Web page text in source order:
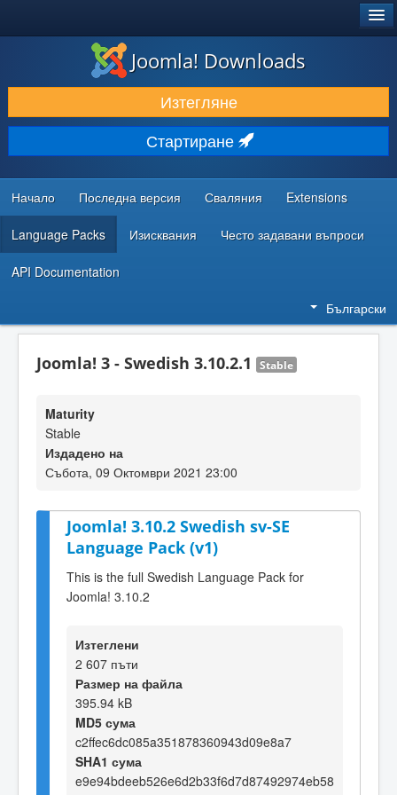
ИЗТЕГЛЯНЕ & РАЗШИРЯВАНЕ
ОТКРИВАЙТЕ & УЧЕТЕ
ОБЩНОСТ & ПОДДРЪЖКА
РЕСУРСИ ЗА РАЗРАБОТКА
Joomla! Downloads
Изтегляне
Стартиране
Начало Последна версия Сваляния Extensions
Language Packs Изисквания Често задавани въпроси
API Documentation
Български
Joomla! 3 - Swedish 3.10.2.1 Stable
Maturity
Stable
Издадено на
Събота, 09 Октомври 2021 23:00
Joomla! 3.10.2 Swedish sv-SE
Language Pack (v1)
This is the full Swedish Language Pack for
Joomla! 3.10.2
Изтеглени
2 607 пъти
Размер на файла
395.94 kB
MD5 сума
c2ffec6dc085a351878360943d09e8a7
SHA1 сума
e9e94bdeeb526e6d2b33f6d7d87492974eb58